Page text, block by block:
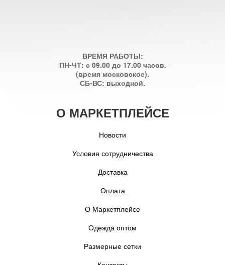
ВРЕМЯ РАБОТЫ:
ПН-ЧТ: с 09.00 до 17.00 часов.
(время московское).
СБ-ВС: выходной.
О МАРКЕТПЛЕЙСЕ
Новости
Условия сотрудничества
Доставка
Оплата
О Маркетплейсе
Одежда оптом
Размерные сетки